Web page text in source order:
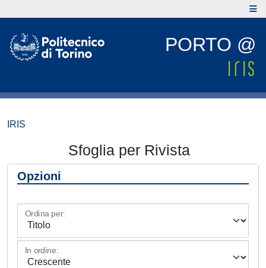
PORTO @
IRIS
Sfoglia per Rivista
Opzioni
Ordina per:
In ordine: